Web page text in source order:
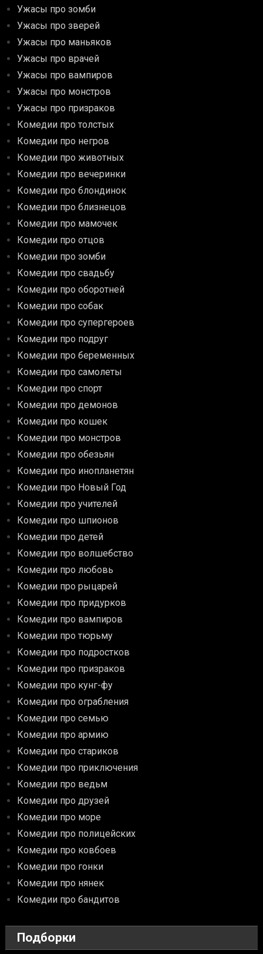
Ужасы про зомби
Ужасы про зверей
Ужасы про маньяков
Ужасы про врачей
Ужасы про вампиров
Ужасы про монстров
Ужасы про призраков
Комедии про толстых
Комедии про негров
Комедии про животных
Комедии про вечеринки
Комедии про блондинок
Комедии про близнецов
Комедии про мамочек
Комедии про отцов
Комедии про зомби
Комедии про свадьбу
Комедии про оборотней
Комедии про собак
Комедии про супергероев
Комедии про подруг
Комедии про беременных
Комедии про самолеты
Комедии про спорт
Комедии про демонов
Комедии про кошек
Комедии про монстров
Комедии про обезьян
Комедии про инопланетян
Комедии про Новый Год
Комедии про учителей
Комедии про шпионов
Комедии про детей
Комедии про волшебство
Комедии про любовь
Комедии про рыцарей
Комедии про придурков
Комедии про вампиров
Комедии про тюрьму
Комедии про подростков
Комедии про призраков
Комедии про кунг-фу
Комедии про ограбления
Комедии про семью
Комедии про армию
Комедии про стариков
Комедии про приключения
Комедии про ведьм
Комедии про друзей
Комедии про море
Комедии про полицейских
Комедии про ковбоев
Комедии про гонки
Комедии про нянек
Комедии про бандитов
Подборки